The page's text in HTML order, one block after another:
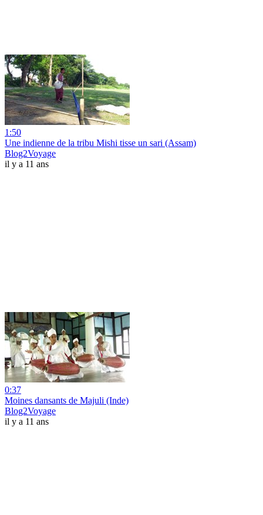
1:50
Une indienne de la tribu Mishi tisse un sari (Assam)
Blog2Voyage
il y a 11 ans
0:37
Moines dansants de Majuli (Inde)
Blog2Voyage
il y a 11 ans